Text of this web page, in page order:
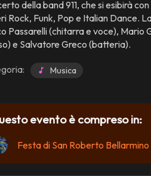
della band 911, che si esibirà
Rock, Funk, Pop e Italian Dance.
Passarelli (chitarra e voce), Mario
e Salvatore Greco (batteria).
Musica
evento è compreso in:
Festa di San Roberto